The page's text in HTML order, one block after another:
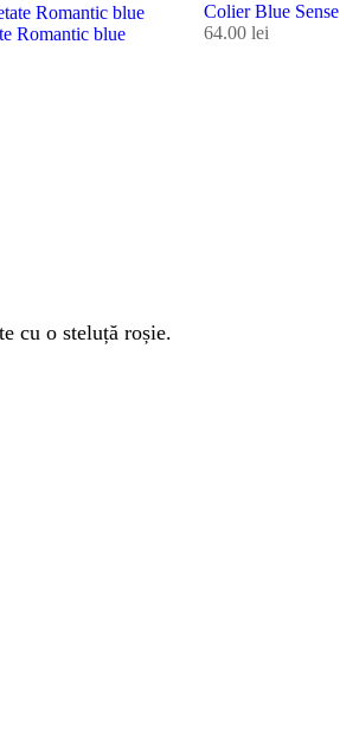
Romantic blue
Colier Blue Sense
64.00 lei
cu o steluță roșie.